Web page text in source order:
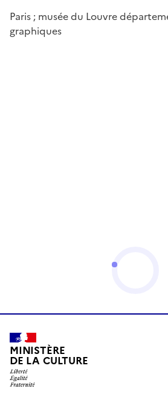
Paris ; musée du Louvre
graphiques
MINISTÈRE
DE LA CULTURE